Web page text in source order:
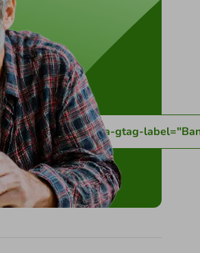
- 0111" data-gtag-